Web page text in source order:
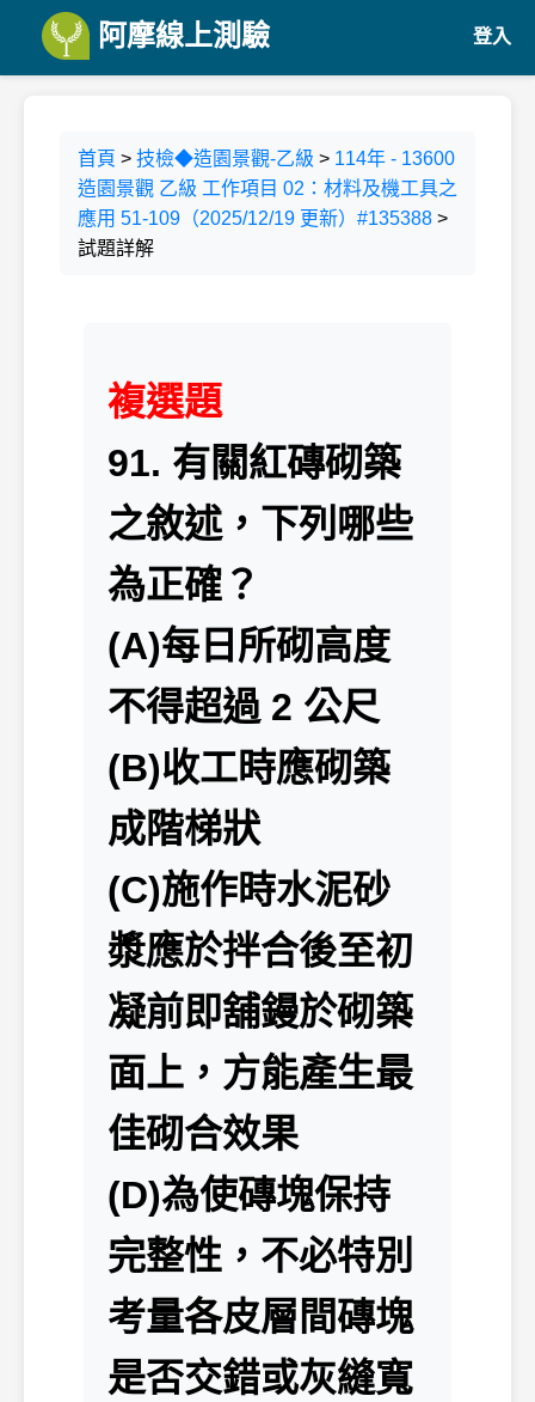
阿摩線上測驗 登入
首頁 > 技檢◆造園景觀-乙級 > 114年 - 13600
造園景觀 乙級 工作項目 02：材料及機工具之
應用 51-109（2025/12/19 更新）#135388 >
試題詳解
複選題
91. 有關紅磚砌築
之敘述，下列哪些
為正確？
(A)每日所砌高度
不得超過 2 公尺
(B)收工時應砌築
成階梯狀
(C)施作時水泥砂
漿應於拌合後至初
凝前即舖鏝於砌築
面上，方能產生最
佳砌合效果
(D)為使磚塊保持
完整性，不必特別
考量各皮層間磚塊
是否交錯或灰縫寬